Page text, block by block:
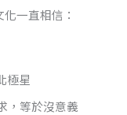
一直相信：
極星
，等於沒意義